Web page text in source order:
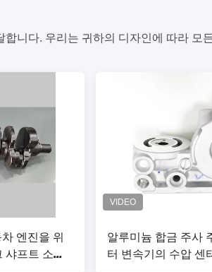
니다. 우리는 귀하의 디자인에 따라 모
엔진을 위
샤프트 소화
알루미늄 합금 주사
터 변속기의 수압 센